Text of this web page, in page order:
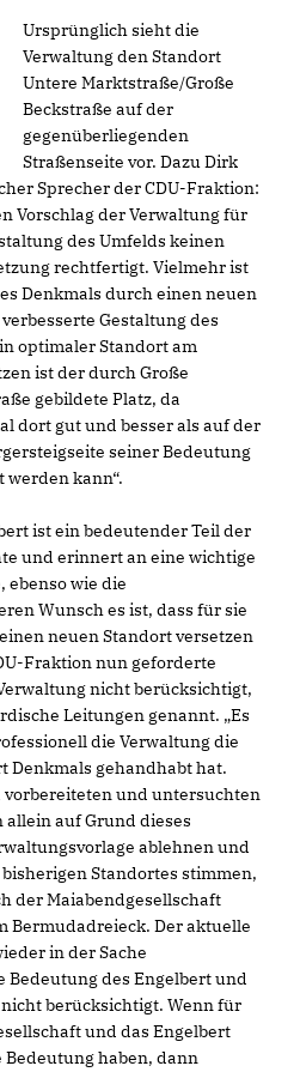
Ursprünglich sieht die
Verwaltung den Standort
Untere Marktstraße/Große
Beckstraße auf der
gegenüberliegenden
Straßenseite vor. Dazu Dirk
Sprecher der CDU-Fraktion:
Vorschlag der Verwaltung für
des Umfelds keinen
rechtfertigt. Vielmehr ist
Denkmals durch einen neuen
Gestaltung des
optimaler Standort am
ist der durch Große
gebildete Platz, da
dort gut und besser als auf der
seiner Bedeutung
kann“.
ist ein bedeutender Teil der
und erinnert an eine wichtige
ebenso wie die
Wunsch es ist, dass für sie
neuen Standort versetzen
Fraktion nun geforderte
nicht berücksichtigt,
Leitungen genannt. „Es
die Verwaltung die
Denkmals gehandhabt hat.
und untersuchten
allein auf Grund dieses
ablehnen und
Standortes stimmen,
der Maiabendgesellschaft
Bermudadreieck. Der aktuelle
in der Sache
des Engelbert und
berücksichtigt. Wenn für
und das Engelbert
haben, dann